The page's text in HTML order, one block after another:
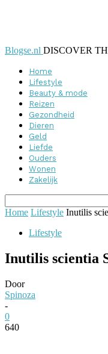
Blogse.nl DISCOVER
Home
Lifestyle
Beauty & mode
Reizen
Gezondheid
Dieren
Geld
Liefde
Ouders
Wonen
Zakelijk
Home Lifestyle Inutilis
Lifestyle
Inutilis scientia
Door
Spinoza
-
0
640